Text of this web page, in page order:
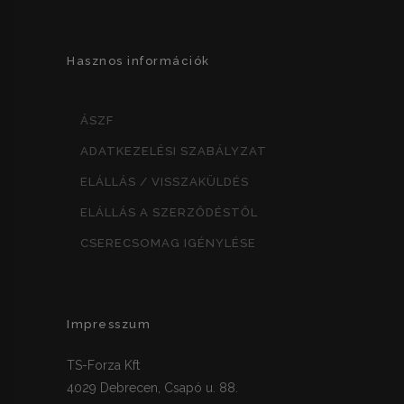
Hasznos információk
ÁSZF
ADATKEZELÉSI SZABÁLYZAT
ELÁLLÁS / VISSZAKÜLDÉS
ELÁLLÁS A SZERZŐDÉSTŐL
CSERECSOMAG IGÉNYLÉSE
Impresszum
TS-Forza Kft
4029 Debrecen, Csapó u. 88.